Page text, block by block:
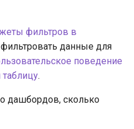
фильтров в
данные для
поведение
.
дашбордов, сколько